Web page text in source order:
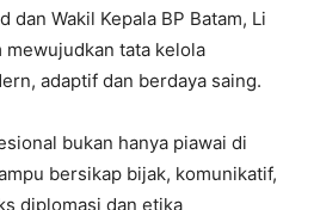
dan Wakil Kepala BP Batam, Li
mewujudkan tata kelola
adaptif dan berdaya saing.
bukan hanya piawai di
bersikap bijak, komunikatif,
diplomasi dan etika